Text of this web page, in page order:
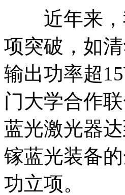
近年来，
项突破，如
输出功率超
门大学合作
蓝光激光器
镓蓝光装备
功立项。